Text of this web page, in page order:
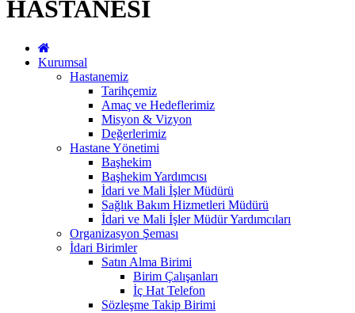
HASTANESİ
Kurumsal
Hastanemiz
Tarihçemiz
Amaç ve Hedeflerimiz
Misyon & Vizyon
Değerlerimiz
Hastane Yönetimi
Başhekim
Başhekim Yardımcısı
İdari ve Mali İşler Müdürü
Sağlık Bakım Hizmetleri Müdürü
İdari ve Mali İşler Müdür Yardımcıları
Organizasyon Şeması
İdari Birimler
Satın Alma Birimi
Birim Çalışanları
İç Hat Telefon
Sözleşme Takip Birimi